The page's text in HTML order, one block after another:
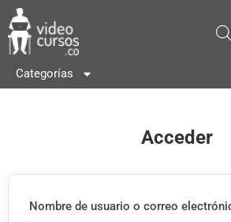
Categorías
Acceder
Nombre de usuario o correo